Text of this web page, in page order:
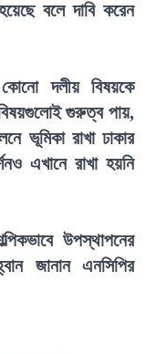
বলে দাবি করেন
দলীয় বিষয়কে
গুরুত্ব পায়,
ভূমিকা রাখা ঢাকার
এখানে রাখা হয়নি
উপস্থাপনের
জানান এনসিপির